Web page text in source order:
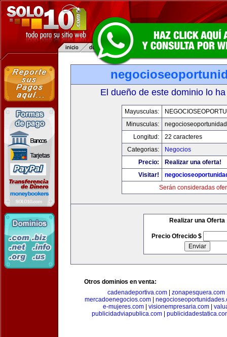
El dueño de este dominio lo
Mayusculas:
Minusculas:
Longitud:
22 caracteres
Categorias:
Negocios
Precio:
Realizar una oferta!
Visitar!
Serán consideradas
Realizar una Oferta
Precio Ofrecido $
Otros dominios en venta:
cadenadeportiva.com
zonapesquera.com
mercadoenegocios.com
e-mujeres.com
visionempresaria.com
publicidadviapublica.com